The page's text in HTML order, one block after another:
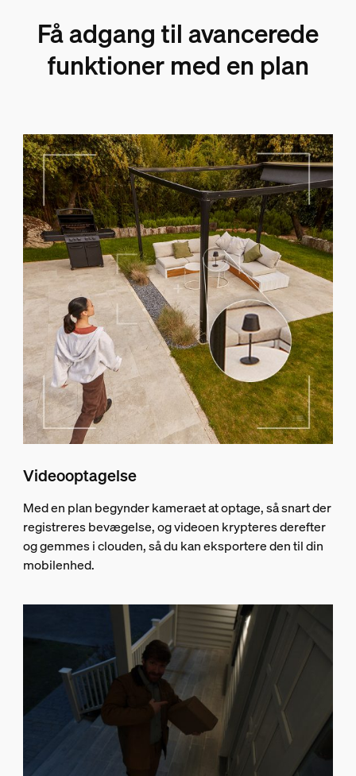
Få adgang til avancerede
funktioner med en plan
Videooptagelse
Med en plan begynder kameraet at optage, så snart der
registreres bevægelse, og videoen krypteres derefter
og gemmes i clouden, så du kan eksportere den til din
mobilenhed.